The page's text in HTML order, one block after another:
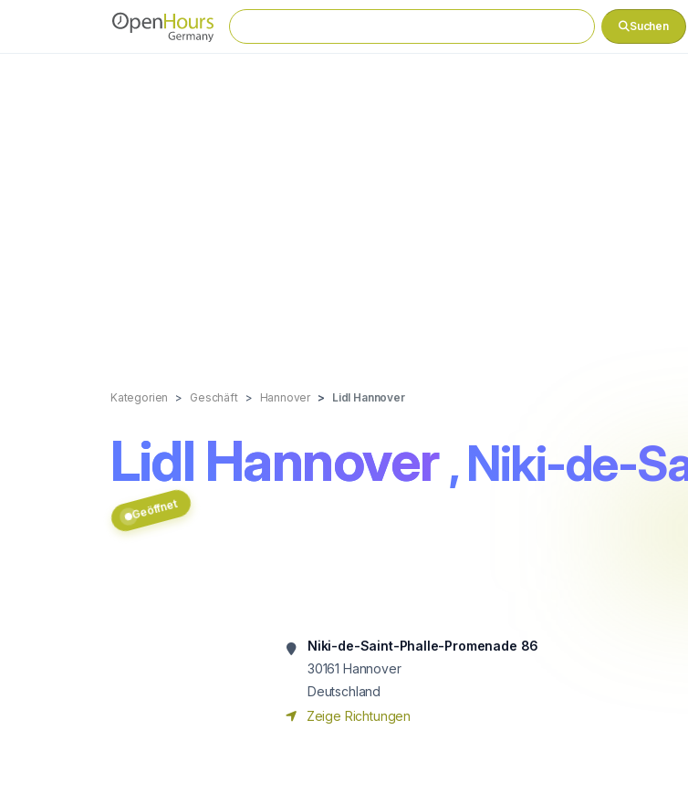
Suchen
Kategorien Geschäft Hannover Lidl Hannover
Lidl Hannover , Niki-de-
Geöffnet
Niki-de-Saint-Phalle-Promenade 86
30161 Hannover
Deutschland
Zeige Richtungen